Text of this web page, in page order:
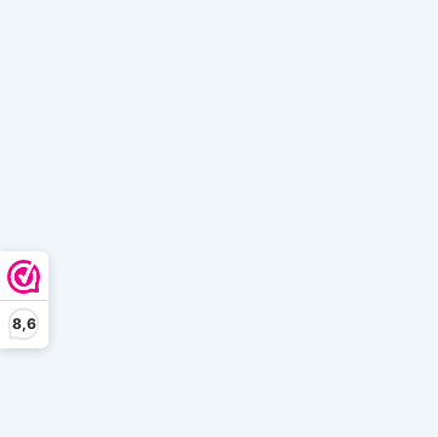
8,6